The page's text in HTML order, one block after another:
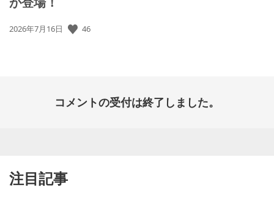
公
2026年7月16日 46
コメントの受付は終了しました。
注目記事